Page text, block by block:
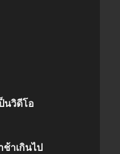
นวิดีโอ
าเกินไป